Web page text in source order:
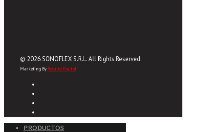
© 2026 SONOFLEX S.R.L. All Rights Reserved.
Marketing By Resulta Digital
PRODUCTOS